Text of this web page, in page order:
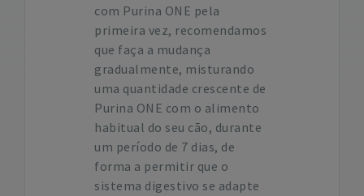
com Purina ONE pela
primeira vez, recomendamos
que faça a mudança
gradualmente, misturando
uma quantidade crescente de
Purina ONE com o alimento
habitual do seu cão, durante
um período de 7 dias, de
forma a permitir que o
sistema digestivo se adapte